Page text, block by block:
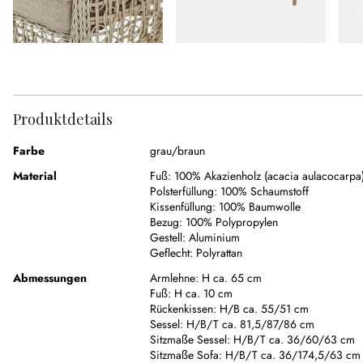
Produktdetails
Farbe
grau/braun
Material
Fuß: 100% Akazienholz (acacia
Polsterfüllung: 100% Schaumstoff
Kissenfüllung: 100% Baumwolle
Bezug: 100% Polypropylen
Gestell: Aluminium
Geflecht: Polyrattan
Abmessungen
Armlehne: H ca. 65 cm
Fuß: H ca. 10 cm
Rückenkissen: H/B ca. 55/51 cm
Sessel: H/B/T ca. 81,5/87/86 cm
Sitzmaße Sessel: H/B/T ca. 36/60/63 cm
Sitzmaße Sofa: H/B/T ca. 36/174,5/63 cm